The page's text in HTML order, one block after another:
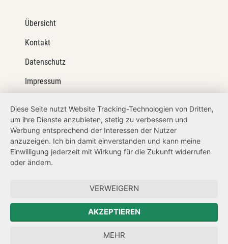
Übersicht
Kontakt
Datenschutz
Impressum
Netiquette
Transparenzanspruch
Hinweisgeberschutz
Forum Mitteleuropa
Der Sächsische Integrationsbeauftragte
Sächsische Landesbeauftragte zur Aufarbeitung der SED-
Diese Seite nutzt Website Tracking-Technologien von Dritten,
um ihre Dienste anzubieten, stetig zu verbessern und
Werbung entsprechend der Interessen der Nutzer
anzuzeigen. Ich bin damit einverstanden und kann meine
Einwilligung jederzeit mit Wirkung für die Zukunft widerrufen
oder ändern.
VERWEIGERN
AKZEPTIEREN
MEHR